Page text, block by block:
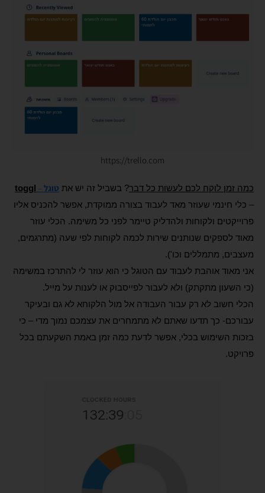
https://trello.com
כמה זמן לוקח לכם לעשות כל דבר? בשביל זה יש את טוגל –
toggl
– כלי חינמי שעוזר מאד לעבוד בצורה ממוקדת, אפשר להכניס אליו
פרוייקטים ולקוחות ולהדליק טיימר לפני כל משימה. הכלי עוזר
מאוד לספקים שנותנים שירות לכמה לקוחות לפי שעה (מתרגמים,
מעצבים, מתמללים וכו').
אני מאוד אוהבת לעבוד עם הטוגל כי הוא עוזר לי להתרכז במשימה
(כי השעון מתקתק) ולא לעבור לפייסבוק או לענות על מייל.
הכלי חשוב לא רק עבור העבודה אל מול הלקוחא לא גם ובעיקר
עבורכם- כך תדעו שאתם לא מתמחרים את עצמכם נמוך מדי – כי
בזכות השימוש בכלי, אפשר לדעת כמה זמן באמת השקעתם בכל
פרויקט.